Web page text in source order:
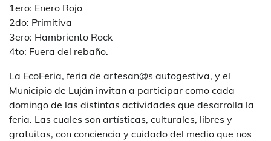
1ero: Enero Rojo
2do: Primitiva
3ero: Hambriento Rock
4to: Fuera del rebaño.
La EcoFeria, feria de artesan@s autogestiva, y el
Municipio de Luján invitan a participar como cada
domingo de las distintas actividades que desarrolla la
feria. Las cuales son artísticas, culturales, libres y
gratuitas, con conciencia y cuidado del medio que nos